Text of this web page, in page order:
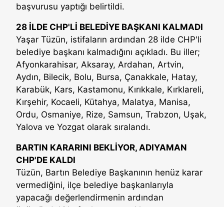
başvurusu yaptığı belirtildi.
28 İLDE CHP'Lİ BELEDİYE BAŞKANI KALMADI
Yaşar Tüzün, istifaların ardından 28 ilde CHP'li
belediye başkanı kalmadığını açıkladı. Bu iller;
Afyonkarahisar, Aksaray, Ardahan, Artvin,
Aydın, Bilecik, Bolu, Bursa, Çanakkale, Hatay,
Karabük, Kars, Kastamonu, Kırıkkale, Kırklareli,
Kırşehir, Kocaeli, Kütahya, Malatya, Manisa,
Ordu, Osmaniye, Rize, Samsun, Trabzon, Uşak,
Yalova ve Yozgat olarak sıralandı.
BARTIN KARARINI BEKLİYOR, ADIYAMAN
CHP'DE KALDI
Tüzün, Bartın Belediye Başkanının henüz karar
vermediğini, ilçe belediye başkanlarıyla
yapacağı değerlendirmenin ardından